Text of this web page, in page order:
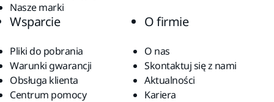
Nasze marki
Wsparcie
Pliki do pobrania
Warunki gwarancji
Obsługa klienta
Centrum pomocy
O firmie
O nas
Skontaktuj się z nami
Aktualności
Kariera